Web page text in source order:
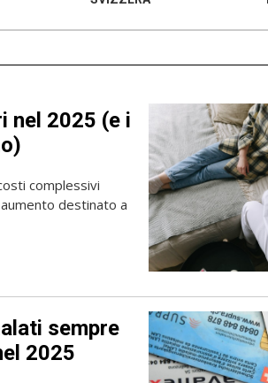
nel 2025 (e i
complessivi
destinato a
sempre
2025